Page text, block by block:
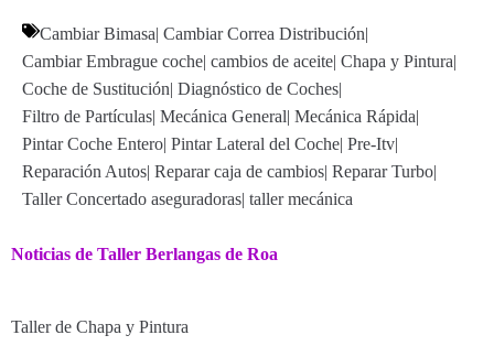
Cambiar Bimasa| Cambiar Correa Distribución|
Cambiar Embrague coche| cambios de aceite| Chapa y Pintura|
Coche de Sustitución| Diagnóstico de Coches|
Filtro de Partículas| Mecánica General| Mecánica Rápida|
Pintar Coche Entero| Pintar Lateral del Coche| Pre-Itv|
Reparación Autos| Reparar caja de cambios| Reparar Turbo|
Taller Concertado aseguradoras| taller mecánica
Noticias de Taller Berlangas de Roa
Taller de Chapa y Pintura